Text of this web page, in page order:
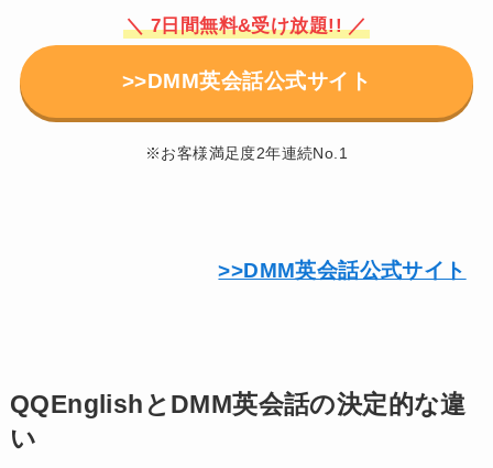
＼ 7日間無料&受け放題!! ／
>>DMM英会話公式サイト
※お客様満足度2年連続No.1
>>DMM英会話公式サイト
QQEnglishとDMM英会話の決定的な違
い